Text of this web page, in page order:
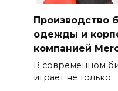
Производство
одежды и
компанией
В современном
играет не только